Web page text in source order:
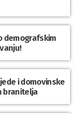
demografskim
i domovinske
branitelja